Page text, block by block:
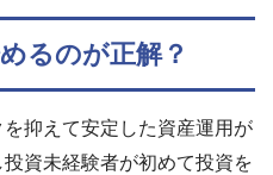
るのが正解？
抑えて安定した資産運用が
資未経験者が初めて投資を